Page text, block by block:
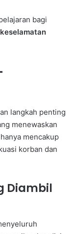
bagi
keselamatan
langkah penting
menewaskan
mencakup
korban dan
Diambil